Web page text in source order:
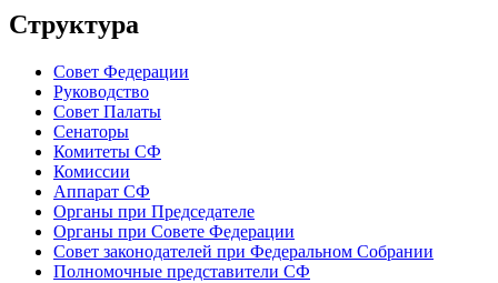
Структура
Совет Федерации
Руководство
Совет Палаты
Сенаторы
Комитеты СФ
Комиссии
Аппарат СФ
Органы при Председателе
Органы при Совете Федерации
Совет законодателей при Федеральном Собрании
Полномочные представители СФ